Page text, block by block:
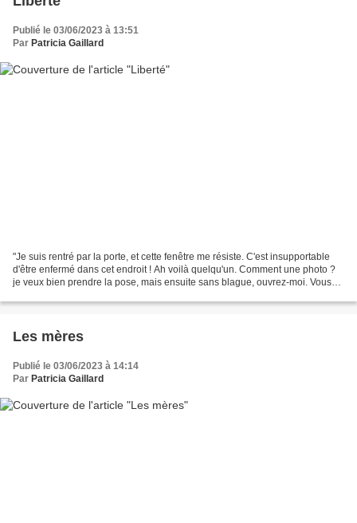
Publié le 03/06/2023 à 13:51
Par Patricia Gaillard
"Je suis rentré par la porte, et cette fenêtre me résiste. C'est insupportable
d'être enfermé dans cet endroit ! Ah voilà quelqu'un. Comment une photo ?
je veux bien prendre la pose, mais ensuite sans blague, ouvrez-moi. Vous
Les mères
Publié le 03/06/2023 à 14:14
Par Patricia Gaillard